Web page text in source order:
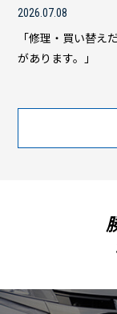
2026.07.08
「修理・買い替え
があります。」